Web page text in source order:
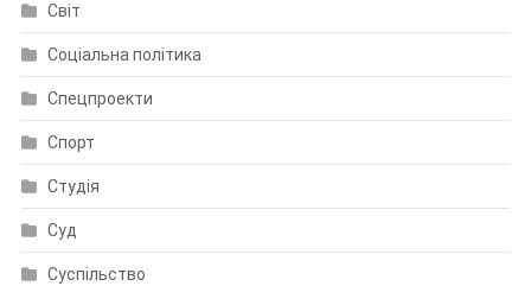
Світ
Соціальна політика
Спецпроекти
Спорт
Студія
Суд
Суспільство